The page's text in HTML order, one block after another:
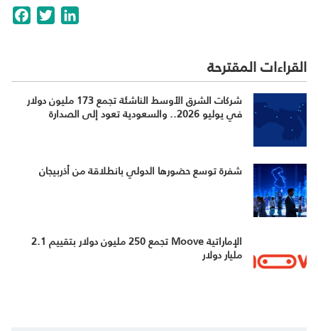
TwitterLinkedIn
القراءات المقترحة
شركات الشرق الأوسط الناشئة تجمع 173 مليون دولار
في يوليو 2026.. والسعودية تعود إلى الصدارة
شفرة توسع حضورها الدولي بانطلاقة من أذربيجان
الإماراتية Moove تجمع 250 مليون دولار بتقييم 2.1
مليار دولار